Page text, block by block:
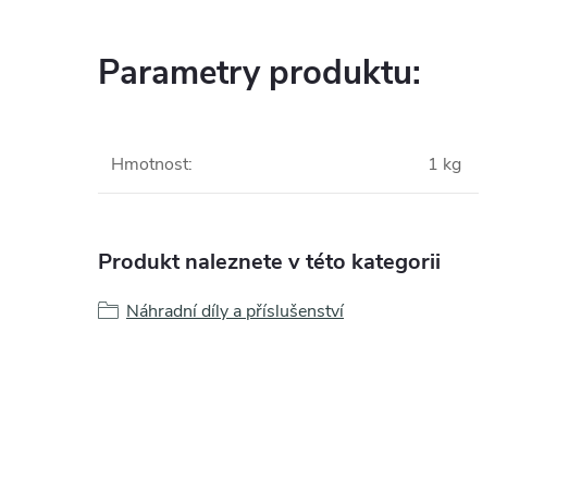
Parametry produktu:
Hmotnost: 1 kg
Produkt naleznete v této kategorii
Náhradní díly a příslušenství